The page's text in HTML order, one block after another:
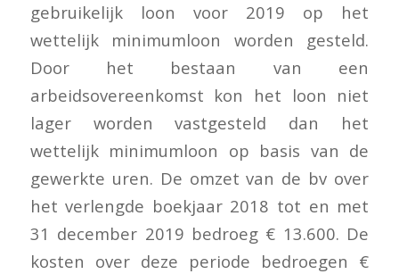
gebruikelijk loon voor 2019 op het
wettelijk minimumloon worden gesteld.
Door het bestaan van een
arbeidsovereenkomst kon het loon niet
lager worden vastgesteld dan het
wettelijk minimumloon op basis van de
gewerkte uren. De omzet van de bv over
het verlengde boekjaar 2018 tot en met
31 december 2019 bedroeg € 13.600. De
kosten over deze periode bedroegen €